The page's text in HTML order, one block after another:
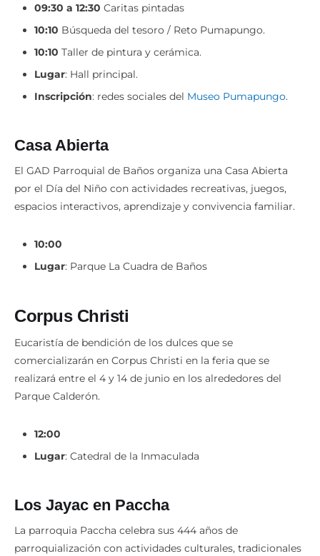
09:30 a 12:30 Caritas pintadas
10:10 Búsqueda del tesoro / Reto Pumapungo.
10:10 Taller de pintura y cerámica.
Lugar: Hall principal.
Inscripción: redes sociales del Museo Pumapungo.
Casa Abierta
El GAD Parroquial de Baños organiza una Casa Abierta
por el Día del Niño con actividades recreativas, juegos,
espacios interactivos, aprendizaje y convivencia familiar.
10:00
Lugar: Parque La Cuadra de Baños
Corpus Christi
Eucaristía de bendición de los dulces que se
comercializarán en Corpus Christi en la feria que se
realizará entre el 4 y 14 de junio en los alrededores del
Parque Calderón.
12:00
Lugar: Catedral de la Inmaculada
Los Jayac en Paccha
La parroquia Paccha celebra sus 444 años de
parroquialización con actividades culturales, tradicionales